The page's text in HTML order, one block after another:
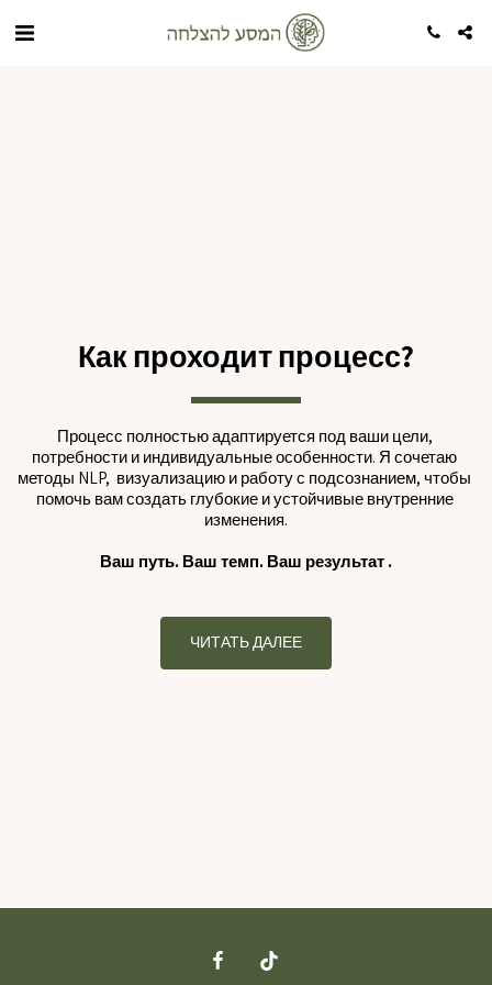
Как проходит процесс?
Процесс полностью адаптируется под ваши цели,
потребности и индивидуальные особенности. Я сочетаю
методы NLP,  визуализацию и работу с подсознанием, чтобы
помочь вам создать глубокие и устойчивые внутренние
изменения.
Ваш путь. Ваш темп. Ваш результат .
ЧИТАТЬ ДАЛЕЕ